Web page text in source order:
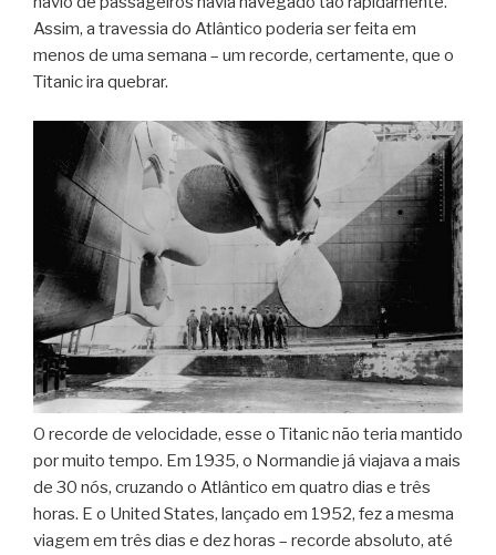
Assim, a travessia do Atlântico poderia ser feita em
menos de uma semana – um recorde, certamente, que o
Titanic ira quebrar.
O recorde de velocidade, esse o Titanic não teria mantido
por muito tempo. Em 1935, o Normandie já viajava a mais
de 30 nós, cruzando o Atlântico em quatro dias e três
horas. E o United States, lançado em 1952, fez a mesma
viagem em três dias e dez horas – recorde absoluto, até